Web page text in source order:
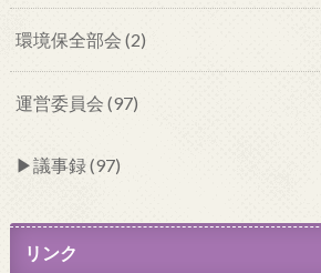
環境保全部会 (2)
運営委員会 (97)
議事録 (97)
リンク